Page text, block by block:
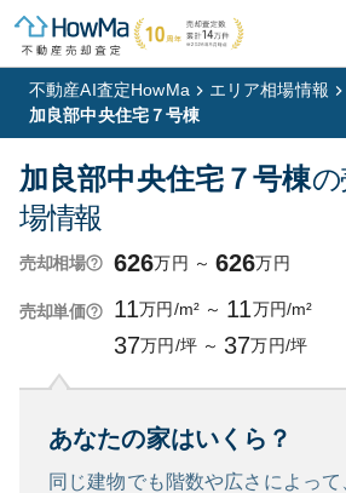
不動産AI査定HowMa エリア相場情報
加良部中央住宅７号棟
加良部中央住宅７号棟の
場情報
売却相場 626万円 ～ 626万円
売却単価 11万円/m² ～ 11万円/m²
37万円/坪 ～ 37万円/坪
あなたの家はいくら？
同じ建物でも階数や広さによって